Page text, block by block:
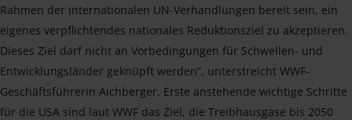
Rahmen der internationalen UN-Verhandlungen bereit sein, ein
eigenes verpflichtendes nationales Reduktionsziel zu akzeptieren.
Dieses Ziel darf nicht an Vorbedingungen für Schwellen- und
Entwicklungsländer geknüpft werden”, unterstreicht WWF-
Geschäftsführerin Aichberger. Erste anstehende wichtige Schritte
für die USA sind laut WWF das Ziel, die Treibhausgase bis 2050